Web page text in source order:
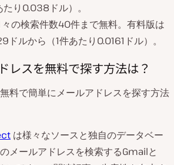
たり0.038ドル）。
の検索件数40件まで無料。有料版は
ドルから（1件あたり0.0161ドル）。
レスを無料で探す方法は？
料で簡単にメールアドレスを探す方法
は様々なソースと独自のデータベー
メールアドレスを検索するGmailと